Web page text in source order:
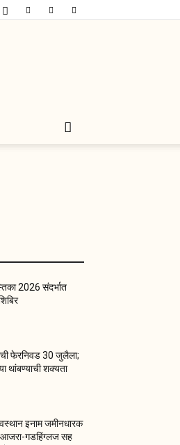
2026 संदर्भात
फेरनिवड 30 जुलैला;
थांबण्याची शक्यता
इनाम जमीनधारक
आजरा-गडहिंग्लज सह